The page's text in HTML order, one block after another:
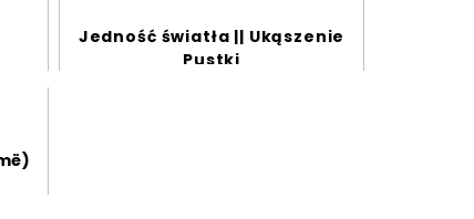
Jedność światła || Ukąszenie
Pustki